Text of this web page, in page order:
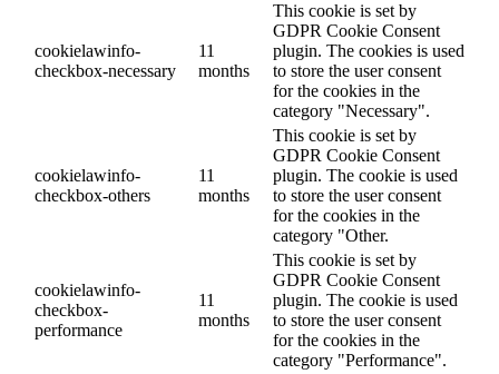
cookielawinfo-
checkbox-necessary
11
months
This cookie is set by
GDPR Cookie Consent
plugin. The cookies is used
to store the user consent
for the cookies in the
category "Necessary".
cookielawinfo-
checkbox-others
11
months
This cookie is set by
GDPR Cookie Consent
plugin. The cookie is used
to store the user consent
for the cookies in the
category "Other.
cookielawinfo-
checkbox-
performance
11
months
This cookie is set by
GDPR Cookie Consent
plugin. The cookie is used
to store the user consent
for the cookies in the
category "Performance".